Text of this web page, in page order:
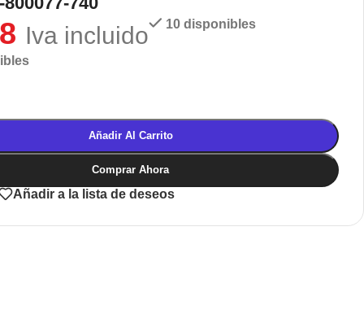
Iva incluido 10 disponibles
Añadir Al Carrito
Comprar Ahora
Añadir a la lista de deseos